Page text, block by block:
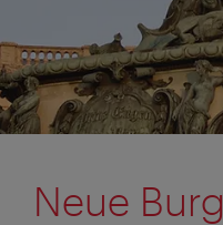
Neue Burg